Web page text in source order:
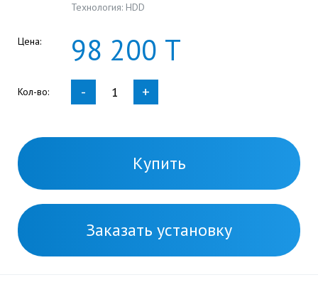
Технология: HDD
Цена: 98 200 Т
Кол-во: - +
Купить
Заказать установку